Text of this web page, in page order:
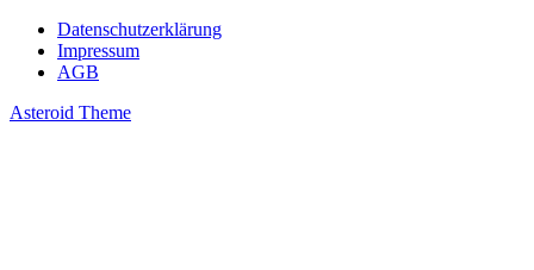
Datenschutzerklärung
Impressum
AGB
Asteroid Theme